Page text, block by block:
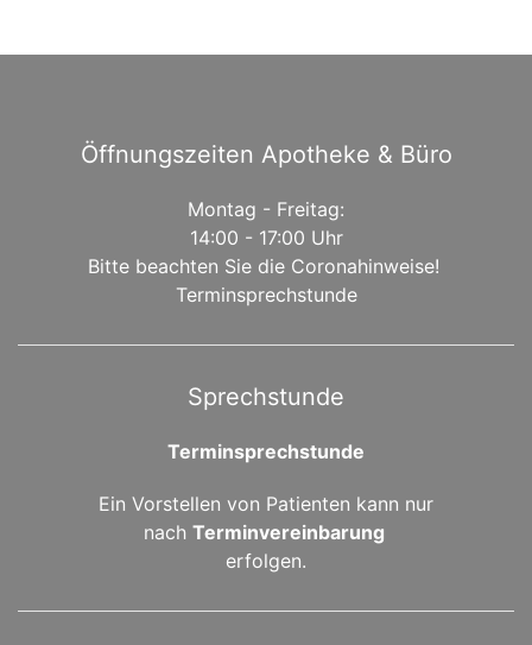
Öffnungszeiten Apotheke & Büro
Montag - Freitag:
14:00 - 17:00 Uhr
Bitte beachten Sie die Coronahinweise!
Terminsprechstunde
Sprechstunde
Terminsprechstunde
Ein Vorstellen von Patienten kann nur
nach Terminvereinbarung
erfolgen.